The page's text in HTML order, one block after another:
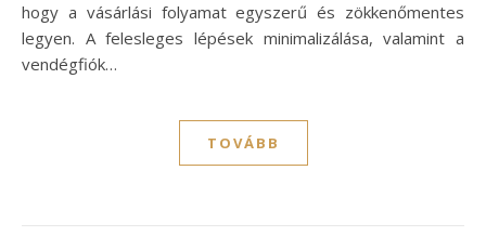
hogy a vásárlási folyamat egyszerű és zökkenőmentes
legyen. A felesleges lépések minimalizálása, valamint a
vendégfiók…
TOVÁBB